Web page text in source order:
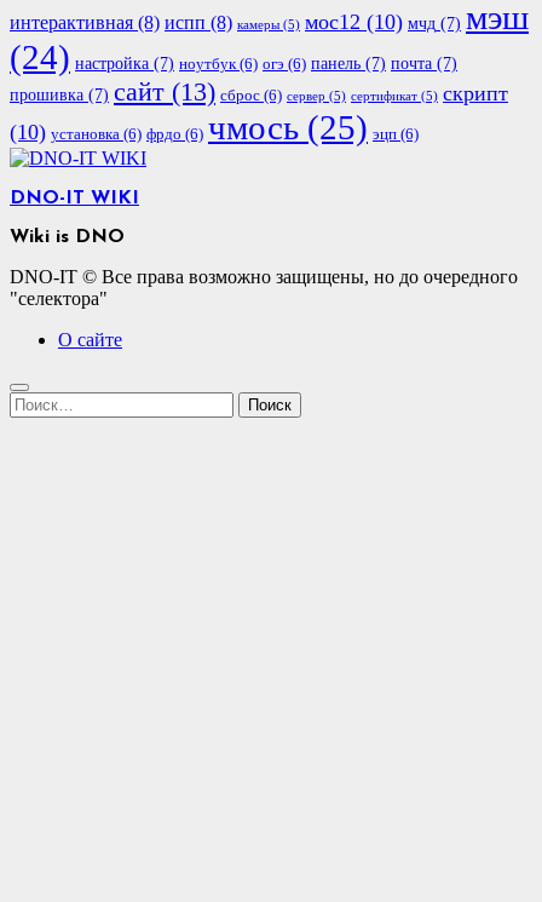
интерактивная (8) испп (8) камеры (5) мос12 (10) мчд (7) мэш
(24) настройка (7) ноутбук(6) огэ (6) панель (7) почта (7)
прошивка (7) сайт (13) сброс (6) сервер (5) сертификат (5) скрипт
(10) установка (6) фрдо (6) чмось (25) эцп (6)
DNO-IT WIKI
Wiki is DNO
DNO-IT © Все права возможно защищены, но до очередного
"селектора"
О сайте
Найти: